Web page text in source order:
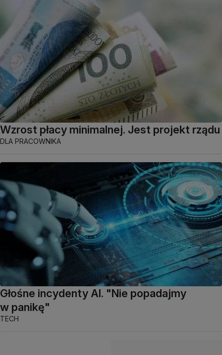
Wzrost płacy minimalnej. Jest projekt rządu
DLA PRACOWNIKA
Głośne incydenty AI. "Nie popadajmy
w panikę"
TECH